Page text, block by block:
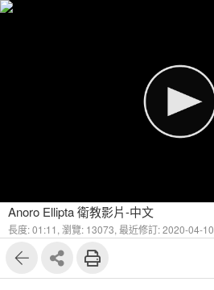
Anoro Ellipta 衛教影片-中文
長度: 01:11, 瀏覽: 13073, 最近修訂: 2020-04-10